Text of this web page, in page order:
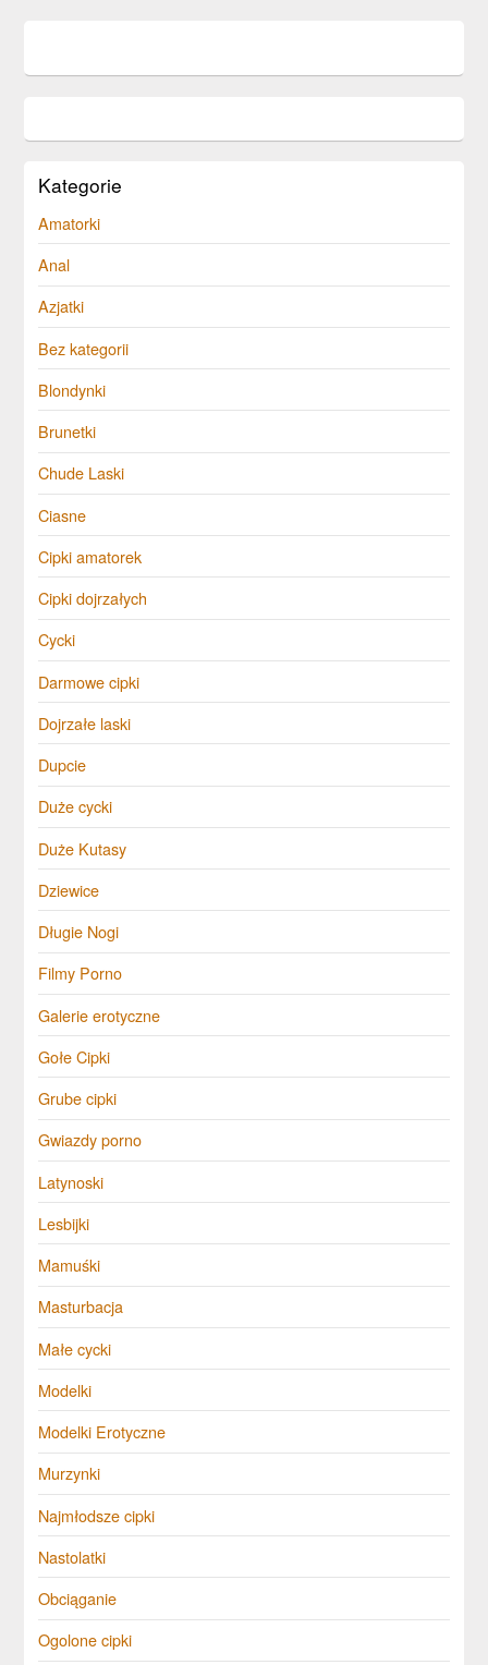
Kategorie
Amatorki
Anal
Azjatki
Bez kategorii
Blondynki
Brunetki
Chude Laski
Ciasne
Cipki amatorek
Cipki dojrzałych
Cycki
Darmowe cipki
Dojrzałe laski
Dupcie
Duże cycki
Duże Kutasy
Dziewice
Długie Nogi
Filmy Porno
Galerie erotyczne
Gołe Cipki
Grube cipki
Gwiazdy porno
Latynoski
Lesbijki
Mamuśki
Masturbacja
Małe cycki
Modelki
Modelki Erotyczne
Murzynki
Najmłodsze cipki
Nastolatki
Obciąganie
Ogolone cipki